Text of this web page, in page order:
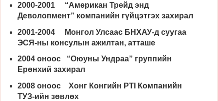
2000-2001 “Американ Трейд энд
Деволопмент” компанийн гүйцэтгэх захирал
2001-2004 Монгол Улсаас БНХАУ-д суугаа
ЭСЯ-ны консулын ажилтан, атташе
2004 оноос “Оюуны Ундраа” группийн
Ерөнхий захирал
2008 оноос Хонг Конгийн PTI Компанийн
ТУЗ-ийн зөвлөх